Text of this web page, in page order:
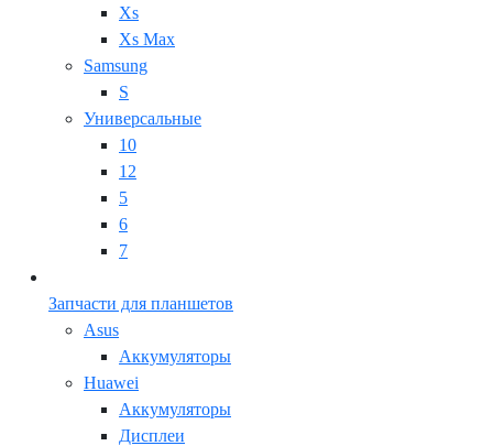
Xs
Xs Max
Samsung
S
Универсальные
10
12
5
6
7
Запчасти для планшетов
Asus
Аккумуляторы
Huawei
Аккумуляторы
Дисплеи